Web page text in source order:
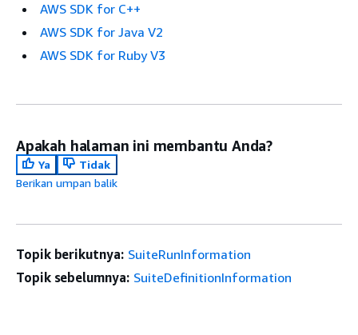
AWS SDK for C++
AWS SDK for Java V2
AWS SDK for Ruby V3
Apakah halaman ini membantu Anda?
Ya
Tidak
Berikan umpan balik
Topik berikutnya: SuiteRunInformation
Topik sebelumnya: SuiteDefinitionInformation